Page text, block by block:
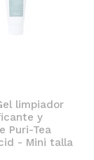
limpiador
y
Puri-Tea
- Mini talla